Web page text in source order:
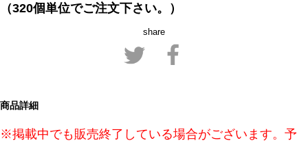
（320個単位でご注文下さい。）
share
商品詳細
※掲載中でも販売終了している場合がございます。予